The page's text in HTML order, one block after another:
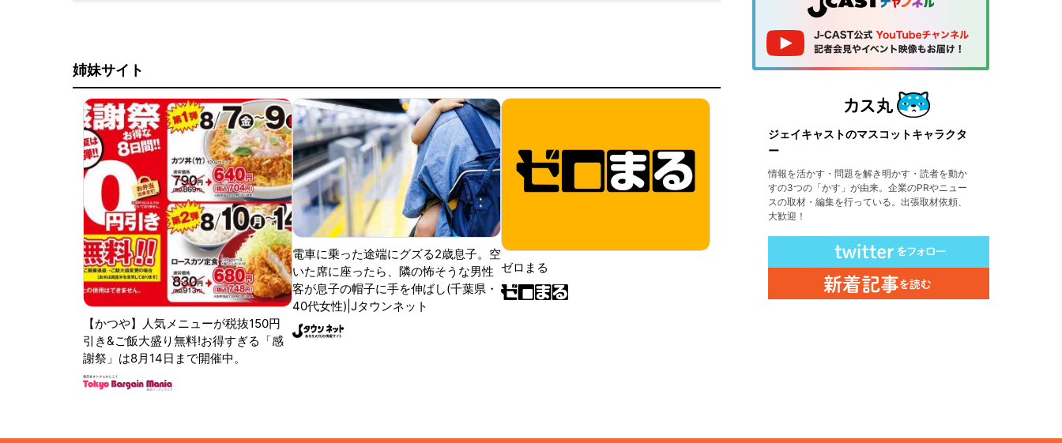
姉妹サイト
【かつや】人気メニューが税抜150円
引き&ご飯大盛り無料!お得すぎる「感
謝祭」は8月14日まで開催中。
電車に乗った途端にグズる2歳息子。空
いた席に座ったら、隣の怖そうな男性
客が息子の帽子に手を伸ばし(千葉県・
40代女性)|Jタウンネット
ゼロまる
ジェイキャストのマスコットキャラクタ
ー
情報を活かす・問題を解き明かす・読者を動か
すの3つの「かす」が由来。企業のPRやニュー
スの取材・編集を行っている。出張取材依頼、
大歓迎！